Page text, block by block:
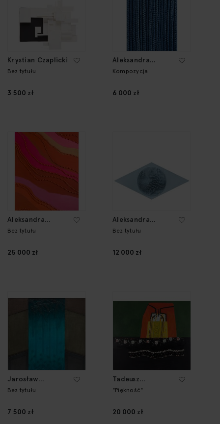
Krystian Czaplicki
Bez tytułu
3 500 zł
Aleksandra
Wejchert
Kompozycja
6 000 zł
Aleksandra
Wejchert
Bez tytułu
25 000 zł
Aleksandra
Wejchert
Bez tytułu
12 000 zł
Jarosław
Chrabąszcz
Bez tytułu
7 500 zł
Tadeusz
Kalinowski
"Piękność"
20 000 zł